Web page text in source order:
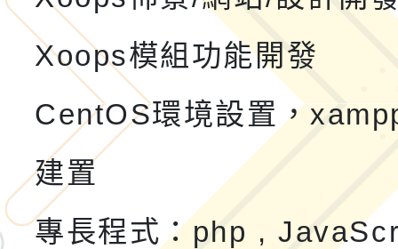
Xoops模組功能開發
CentOS環境設置，
建置
專長程式：php ,